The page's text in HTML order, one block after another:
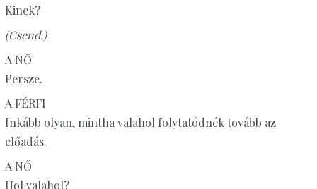
Kinek?
(Csend.)
A NŐ
Persze.
A FÉRFI
Inkább olyan, mintha valahol folytatódnék tovább az
előadás.
A NŐ
Hol valahol?